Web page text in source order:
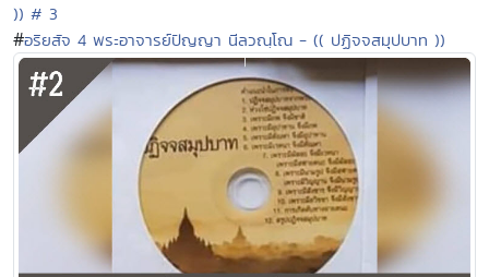
)) # 3
#อริยสัจ 4 พระอาจารย์ปัญญา นีลวณฺโณ - (( ปฏิจจสมุปบาท ))